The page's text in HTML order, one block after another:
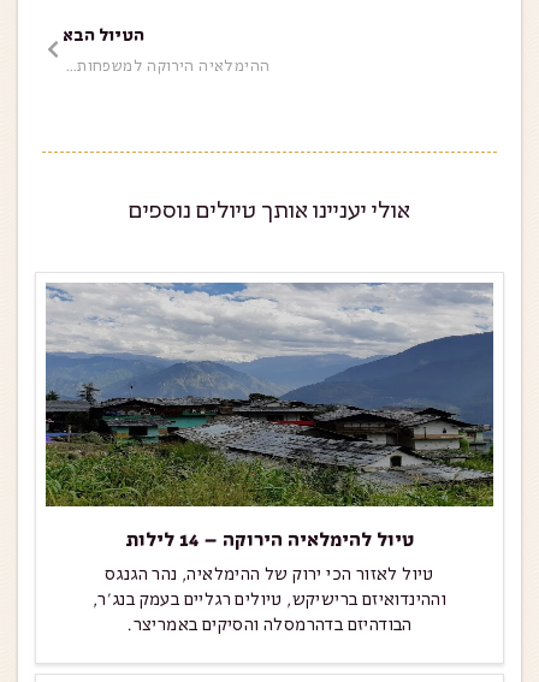
הטיול הבא
ההימלאיה הירוקה למשפחות – 20 לילות
אולי יעניינו אותך טיולים נוספים
טיול להימלאיה הירוקה – 14 לילות
טיול לאזור הכי ירוק של ההימלאיה, נהר הגנגס
וההינדואיזם ברישיקש, טיולים רגליים בעמק בנג'ר,
הבודהיזם בדהרמסלה והסיקים באמריצר.